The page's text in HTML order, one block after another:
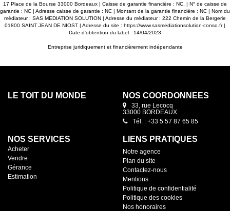
17 Place de la Bourse 33000 Bordeaux | Caisse de garantie financière : NC. | N° de caisse de
garantie : NC | Adresse caisse de garantie : NC | Montant de la garantie financière : NC | Nom du
médiateur : SAS MEDIATION SOLUTION | Adresse du médiateur : 222 Chemin de la Bergerie
01800 SAINT JEAN DE NIOST | Adresse du site : https://www.sasmediationsolution-conso.fr|
Date d'obtention du label : 14/04/2023
Entreprise juridiquement et financièrement indépendante
LE TOIT DU MONDE NOS COORDONNÉES
33, rue Lecocq
33000 BORDEAUX
Tél. : +33 5 57 87 65 85
NOS SERVICES
Acheter
Vendre
Gérance
Estimation
LIENS PRATIQUES
Notre agence
Plan du site
Contactez-nous
Mentions
Politique de confidentialité
Politique des cookies
Nos honoraires